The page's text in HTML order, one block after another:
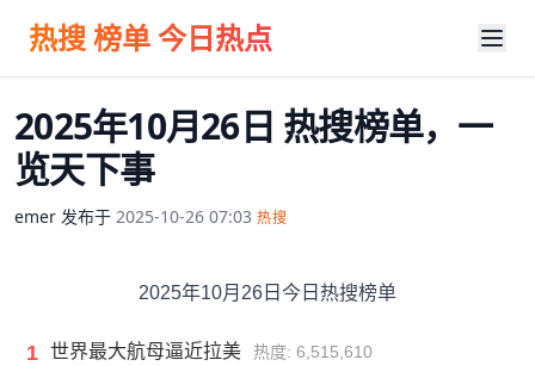
热搜 榜单 今日热点
2025年10月26日 热搜榜单，一
览天下事
emer 发布于 2025-10-26 07:03 热搜
2025年10月26日今日热搜榜单
1 世界最大航母逼近拉美 热度: 6,515,610